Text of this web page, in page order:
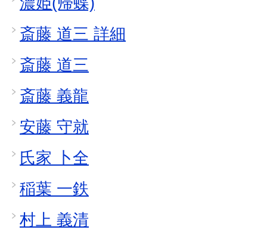
斎藤 道三 詳細
斎藤 道三
斎藤 義龍
安藤 守就
氏家 卜全
稲葉 一鉄
村上 義清